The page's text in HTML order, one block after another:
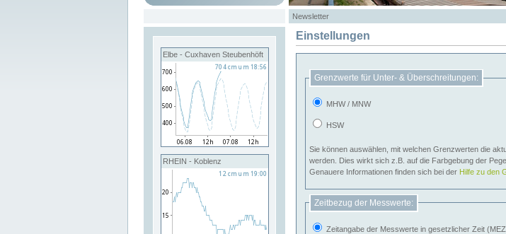
Newsletter
Elbe - Cuxhaven Steubenhöft
RHEIN - Koblenz
Einstellungen
Grenzwerte für Unter- & Überschreitungen:
MHW / MNW
HSW
Sie können auswählen, mit welchen Grenzwerten die
werden. Dies wirkt sich z.B. auf die Farbgebung der
Genauere Informationen finden sich bei der Hilfe zu den
Zeitbezug der Messwerte:
Zeitangabe der Messwerte in gesetzlicher Zeit